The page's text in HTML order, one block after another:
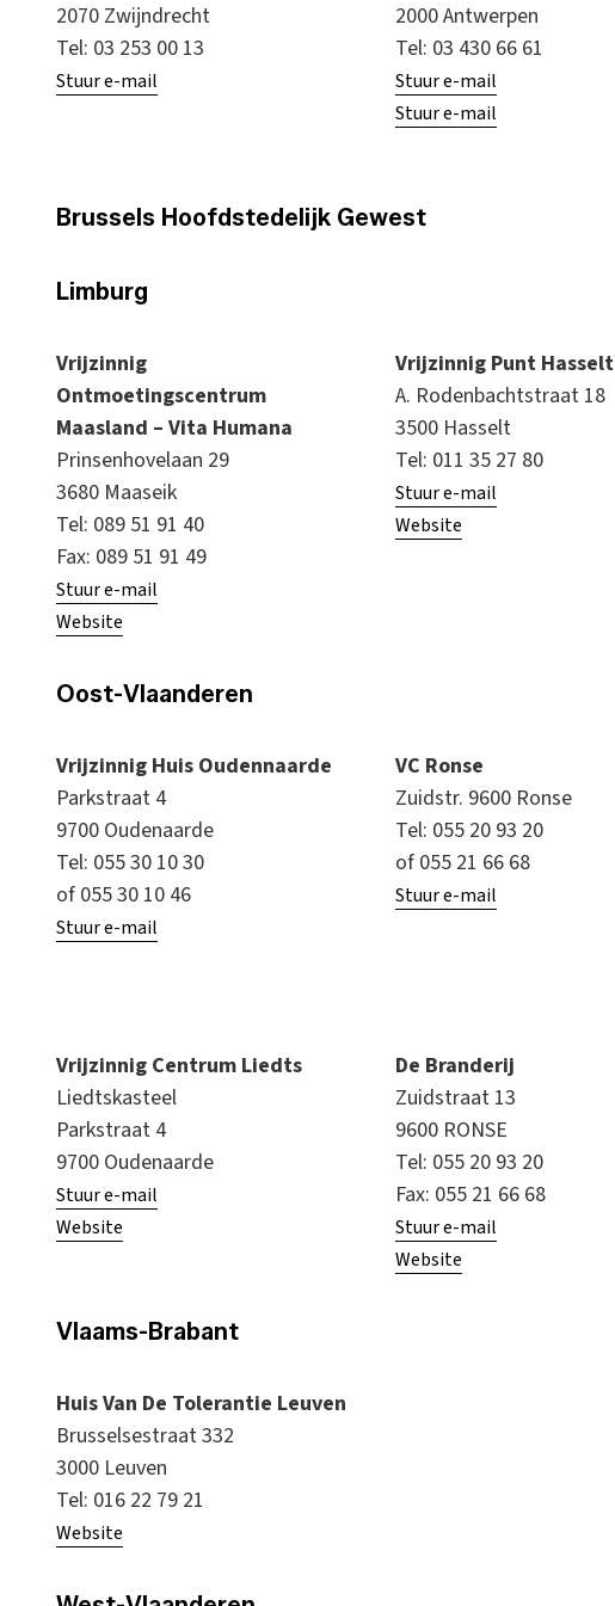
2070 Zwijndrecht
Tel: 03 253 00 13
Stuur e-mail
2000 Antwerpen
Tel: 03 430 66 61
Stuur e-mail
Stuur e-mail
Brussels Hoofdstedelijk Gewest
Limburg
Vrijzinnig
Ontmoetingscentrum
Maasland – Vita Humana
Prinsenhovelaan 29
3680 Maaseik
Tel: 089 51 91 40
Fax: 089 51 91 49
Stuur e-mail
Website
Vrijzinnig Punt Hasselt
A. Rodenbachtstraat 18
3500 Hasselt
Tel: 011 35 27 80
Stuur e-mail
Website
Oost-Vlaanderen
Vrijzinnig Huis Oudennaarde
Parkstraat 4
9700 Oudenaarde
Tel: 055 30 10 30
of 055 30 10 46
Stuur e-mail
VC Ronse
Zuidstr. 9600 Ronse
Tel: 055 20 93 20
of 055 21 66 68
Stuur e-mail
Vrijzinnig Centrum Liedts
Liedtskasteel
Parkstraat 4
9700 Oudenaarde
Stuur e-mail
Website
De Branderij
Zuidstraat 13
9600 RONSE
Tel: 055 20 93 20
Fax: 055 21 66 68
Stuur e-mail
Website
Vlaams-Brabant
Huis Van De Tolerantie Leuven
Brusselsestraat 332
3000 Leuven
Tel: 016 22 79 21
Website